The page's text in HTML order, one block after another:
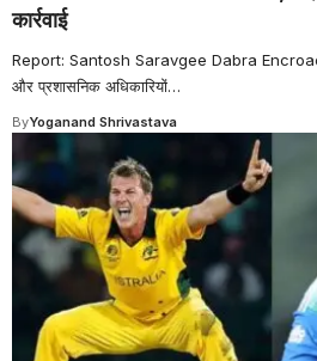
कार्रवाई
Report: Santosh Saravgee Dabra
और प्रशासनिक अधिकारियों…
ByYoganand Shrivastava